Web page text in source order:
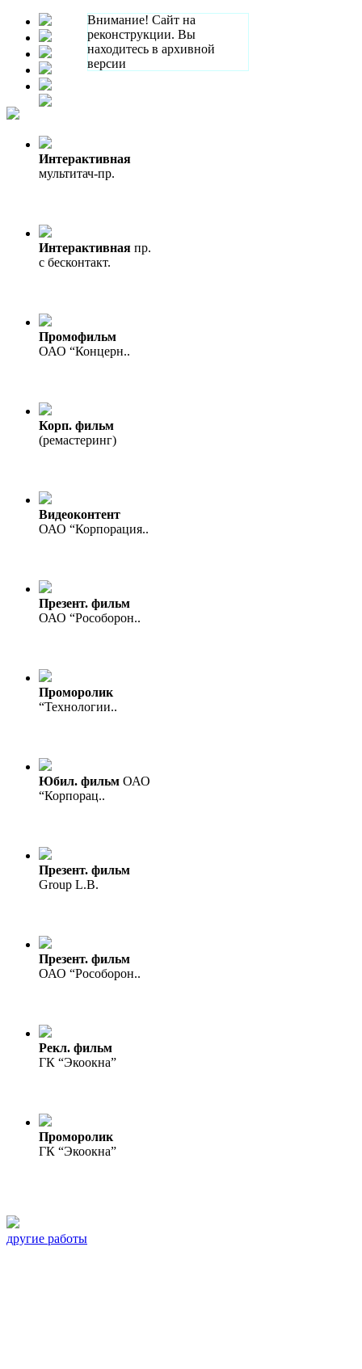
Внимание! Сайт на
реконструкции. Вы
находитесь в архивной
версии
Интерактивная
мультитач-пр.
Интерактивная пр.
с бесконтакт.
Промофильм
ОАО “Концерн..
Корп. фильм
(ремастеринг)
Видеоконтент
ОАО “Корпорация..
Презент. фильм
ОАО “Рособорон..
Проморолик
“Технологии..
Юбил. фильм ОАО
“Корпорац..
Презент. фильм
Group L.B.
Презент. фильм
ОАО “Рособорон..
Рекл. фильм
ГК “Экоокна”
Проморолик
ГК “Экоокна”
другие работы